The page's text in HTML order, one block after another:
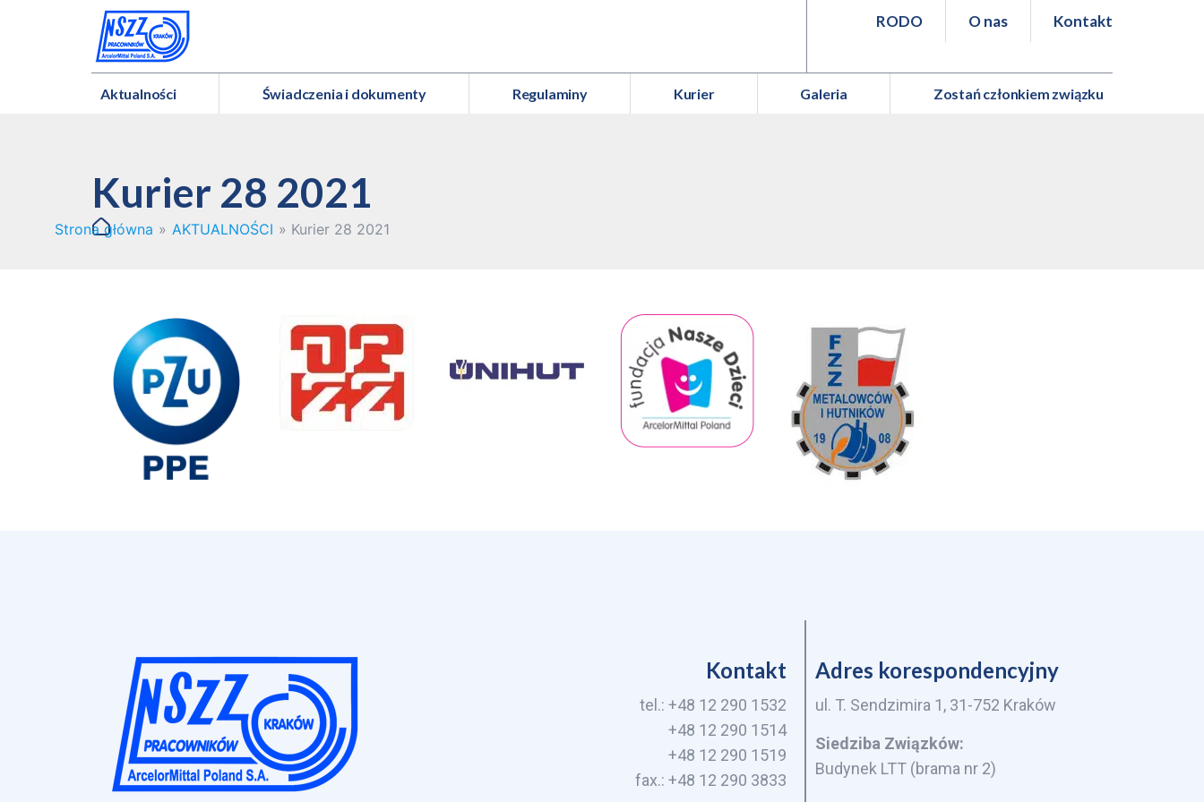
RODO O nas Kontakt
Aktualności Świadczenia i dokumenty Regulaminy Kurier Galeria Zostań członkiem związku
Kurier 28 2021
Strona główna » AKTUALNOŚCI » Kurier 28 2021
Kontakt
tel.: +48 12 290 1532
+48 12 290 1514
+48 12 290 1519
fax.: +48 12 290 3833
Adres korespondencyjny
ul. T. Sendzimira 1, 31-752 Kraków
Siedziba Związków:
Budynek LTT (brama nr 2)